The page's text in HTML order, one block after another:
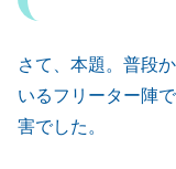
さて、本題。普段
いるフリーター陣
害でした。